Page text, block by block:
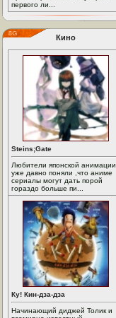
первого ли...
Кино
Steins;Gate
Любители японской анимации
уже давно поняли ,что аниме
сериалы могут дать порой
гораздо больше пи...
Ку! Кин-дза-дза
Начинающий диджей Толик и